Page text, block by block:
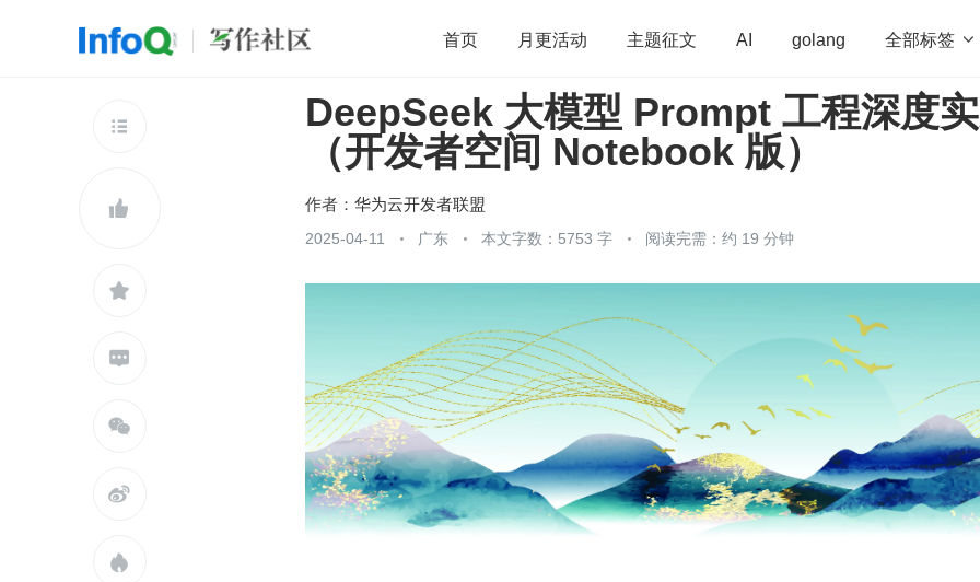
首页 月更活动 主题征文 AI golang 全部标签 
开源 架构 OpenHarmony 算法 学习方法 Web3.0 高
团队管理 程序员 运维 深度思考 低代码
查看更多







DeepSeek 大模型 Prompt 工程深度
（开发者空间 Notebook 版）
作者： 华为云开发者联盟
2025-04-11 广东 本文字数：5753 字 阅读完需：约 19 分钟